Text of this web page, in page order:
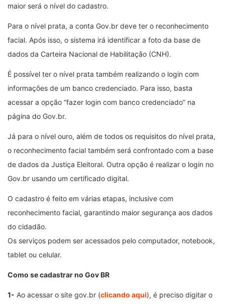
maior será o nível do cadastro.
Para o nível prata, a conta Gov.br deve ter o reconhecimento
facial. Após isso, o sistema irá identificar a foto da base de
dados da Carteira Nacional de Habilitação (CNH).
É possível ter o nível prata também realizando o login com
informações de um banco credenciado. Para isso, basta
acessar a opção “fazer login com banco credenciado” na
página do Gov.br.
Já para o nível ouro, além de todos os requisitos do nível prata,
o reconhecimento facial também será confrontado com a base
de dados da Justiça Eleitoral. Outra opção é realizar o login no
Gov.br usando um certificado digital.
O cadastro é feito em várias etapas, inclusive com
reconhecimento facial, garantindo maior segurança aos dados
do cidadão.
Os serviços podem ser acessados pelo computador, notebook,
tablet ou celular.
Como se cadastrar no Gov BR
1- Ao acessar o site gov.br (clicando aqui), é preciso digitar o